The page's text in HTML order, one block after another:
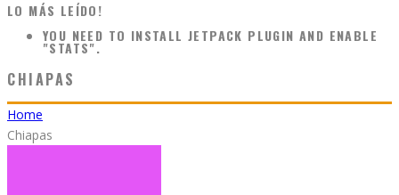
LO MÁS LEÍDO!
YOU NEED TO INSTALL JETPACK PLUGIN AND ENABLE
"STATS".
CHIAPAS
Home
Chiapas